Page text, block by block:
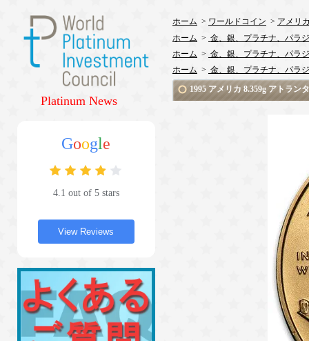
Platinum News
Google
4.1 out of 5 stars
View Reviews
ホーム > ワールドコイン > アメリ
ホーム > 金、銀、プラチナ、パラ
ホーム > 金、銀、プラチナ、パラ
ホーム > 金、銀、プラチナ、パラ
1995 アメリカ 8.359g アトラ